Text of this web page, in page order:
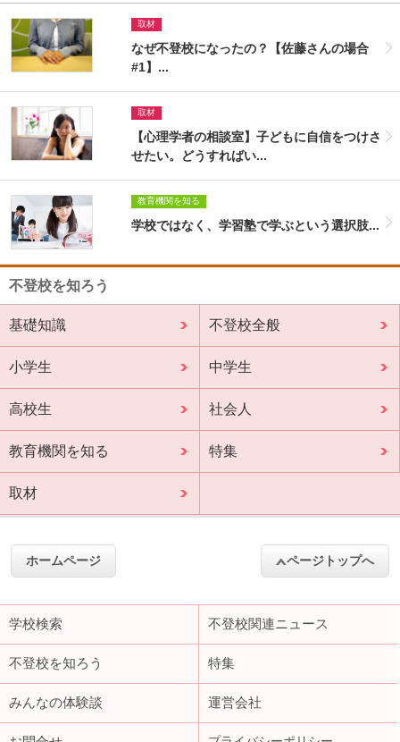
取材
なぜ不登校になったの？【佐藤さんの場合
#1】...
取材
【心理学者の相談室】子どもに自信をつけさ
せたい。どうすればい...
教育機関を知る
学校ではなく、学習塾で学ぶという選択肢...
不登校を知ろう
基礎知識 不登校全般
小学生 中学生
高校生 社会人
教育機関を知る 特集
取材
ホームページ ページトップへ
学校検索 不登校関連ニュース
不登校を知ろう 特集
みんなの体験談 運営会社